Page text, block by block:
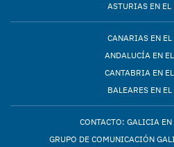
ASTURIAS EN EL
CANARIAS EN EL
ANDALUCÍA EN
CANTABRIA EN
BALEARES EN
CONTACTO: GALICIA
GRUPO DE COMUNICACIÓN